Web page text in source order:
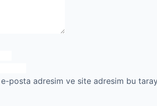
posta adresim ve site adresim bu